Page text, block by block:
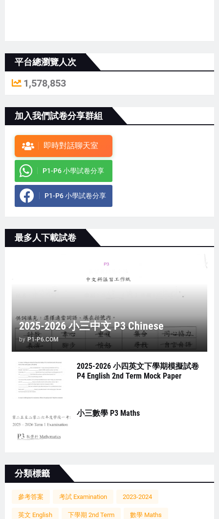
平台總瀏覽人次
1,578,853
加入我們試卷分享群組
即時對話聊天室
P1-P6 小學試卷分享
P1-P6 小學試卷分享
最多人下載試卷
2025-2026 小三中文 P3 Chinese
by P1-P6.COM
2025-2026 小四英文下學期模擬試卷
P4 English 2nd Term Mock Paper
小三數學 P3 Maths
分類標籤
參考答案 考試 Examination 2023-2024
英文 English 下學期 2nd Term 數學 Maths